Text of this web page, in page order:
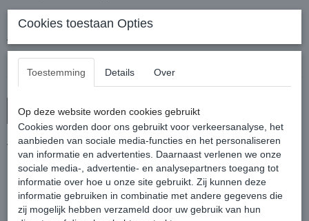
✓
Aantal
In winkelwagen
Verstelbare zitstok van aluminium met lederen zitting.
Door de inklapbare zitting is de zitstok makkelijk mee te nemen.
De hoogte is verstelbaar van 56 cm tot 74 cm.
Maximaal belastbaar gewicht: 85 kg.
Cookies toestaan Opties
Toestemming Details Over
Op deze website worden cookies gebruikt
Cookies worden door ons gebruikt voor verkeersanalyse, het
aanbieden van sociale media-functies en het personaliseren
van informatie en advertenties. Daarnaast verlenen we onze
sociale media-, advertentie- en analysepartners toegang tot
informatie over hoe u onze site gebruikt. Zij kunnen deze
informatie gebruiken in combinatie met andere gegevens die
zij mogelijk hebben verzameld door uw gebruik van hun